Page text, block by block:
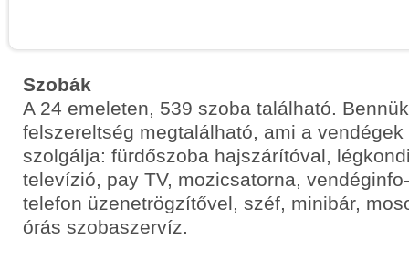
Szobák
A 24 emeleten, 539 szoba található.
felszereltség megtalálható, ami a
szolgálja: fürdőszoba hajszárítóval,
televízió, pay TV, mozicsatorna,
telefon üzenetrögzítővel, széf, minibár,
órás szobaszervíz.